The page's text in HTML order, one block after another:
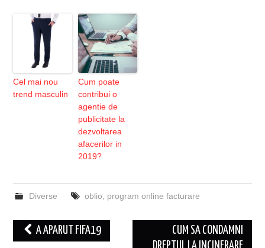
Cel mai nou
trend masculin
Cum poate
contribui o
agentie de
publicitate la
dezvoltarea
afacerilor in
2019?
Diverse oblio program online facturare
Post A APARUT FIFA19
CUM SA CONDAMNI